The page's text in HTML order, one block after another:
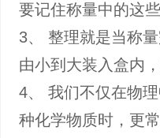
要记住称量中的这些
3、 整理就是当称
由小到大装入盒内
4、 我们不仅在物
种化学物质时，更